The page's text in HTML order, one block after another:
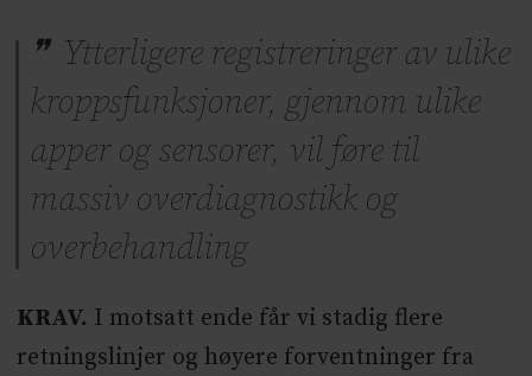
Ytterligere registreringer av ulike
kroppsfunksjoner, gjennom ulike
apper og sensorer, vil føre til
massiv overdiagnostikk og
overbehandling
KRAV. I motsatt ende får vi stadig flere
retningslinjer og høyere forventninger fra